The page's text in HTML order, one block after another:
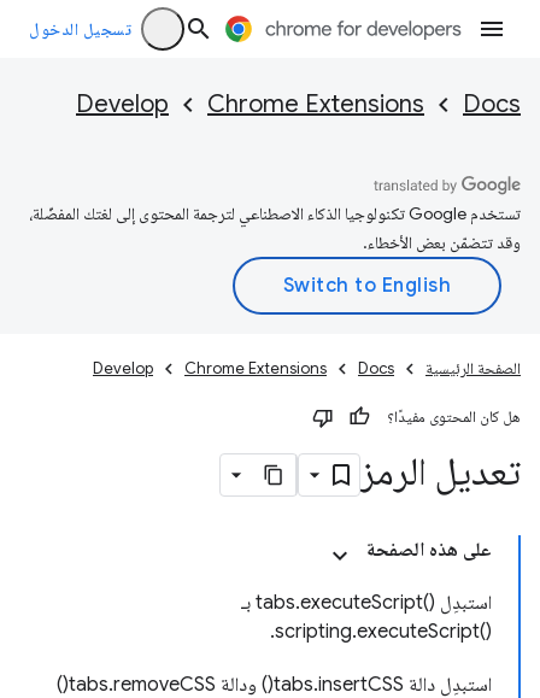
تسجيل الدخول
Docs
Chrome Extensions
Develop
تستخدم Google تكنولوجيا الذكاء الاصطناعي لترجمة المحتوى إلى لغتك المفضّلة،
وقد تتضمّن بعض الأخطاء.
الصفحة الرئيسية Docs
Chrome Extensions
Develop
هل كان المحتوى مفيدًا؟
تعديل الرمز
على هذه الصفحة
استبدِل tabs.executeScript()‎ بـ
scripting.executeScript()‎.
استبدِل دالة tabs.insertCSS() ودالة tabs.removeCSS()